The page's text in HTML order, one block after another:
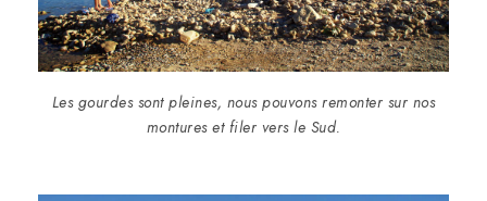
Les gourdes sont pleines, nous pouvons remonter sur nos
montures et filer vers le Sud.